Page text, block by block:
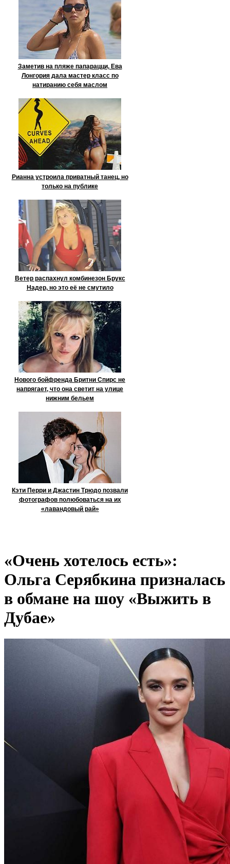
Заметив на пляже папарацци, Ева
Лонгория дала мастер класс по
натиранию себя маслом
Рианна устроила приватный танец, но
только на публике
Ветер распахнул комбинезон Брукс
Надер, но это её не смутило
Нового бойфренда Бритни Спирс не
напрягает, что она светит на улице
нижним бельем
Кэти Перри и Джастин Трюдо позвали
фотографов полюбоваться на их
«лавандовый рай»
«Очень хотелось есть»:
Ольга Серябкина призналась
в обмане на шоу «Выжить в
Дубае»